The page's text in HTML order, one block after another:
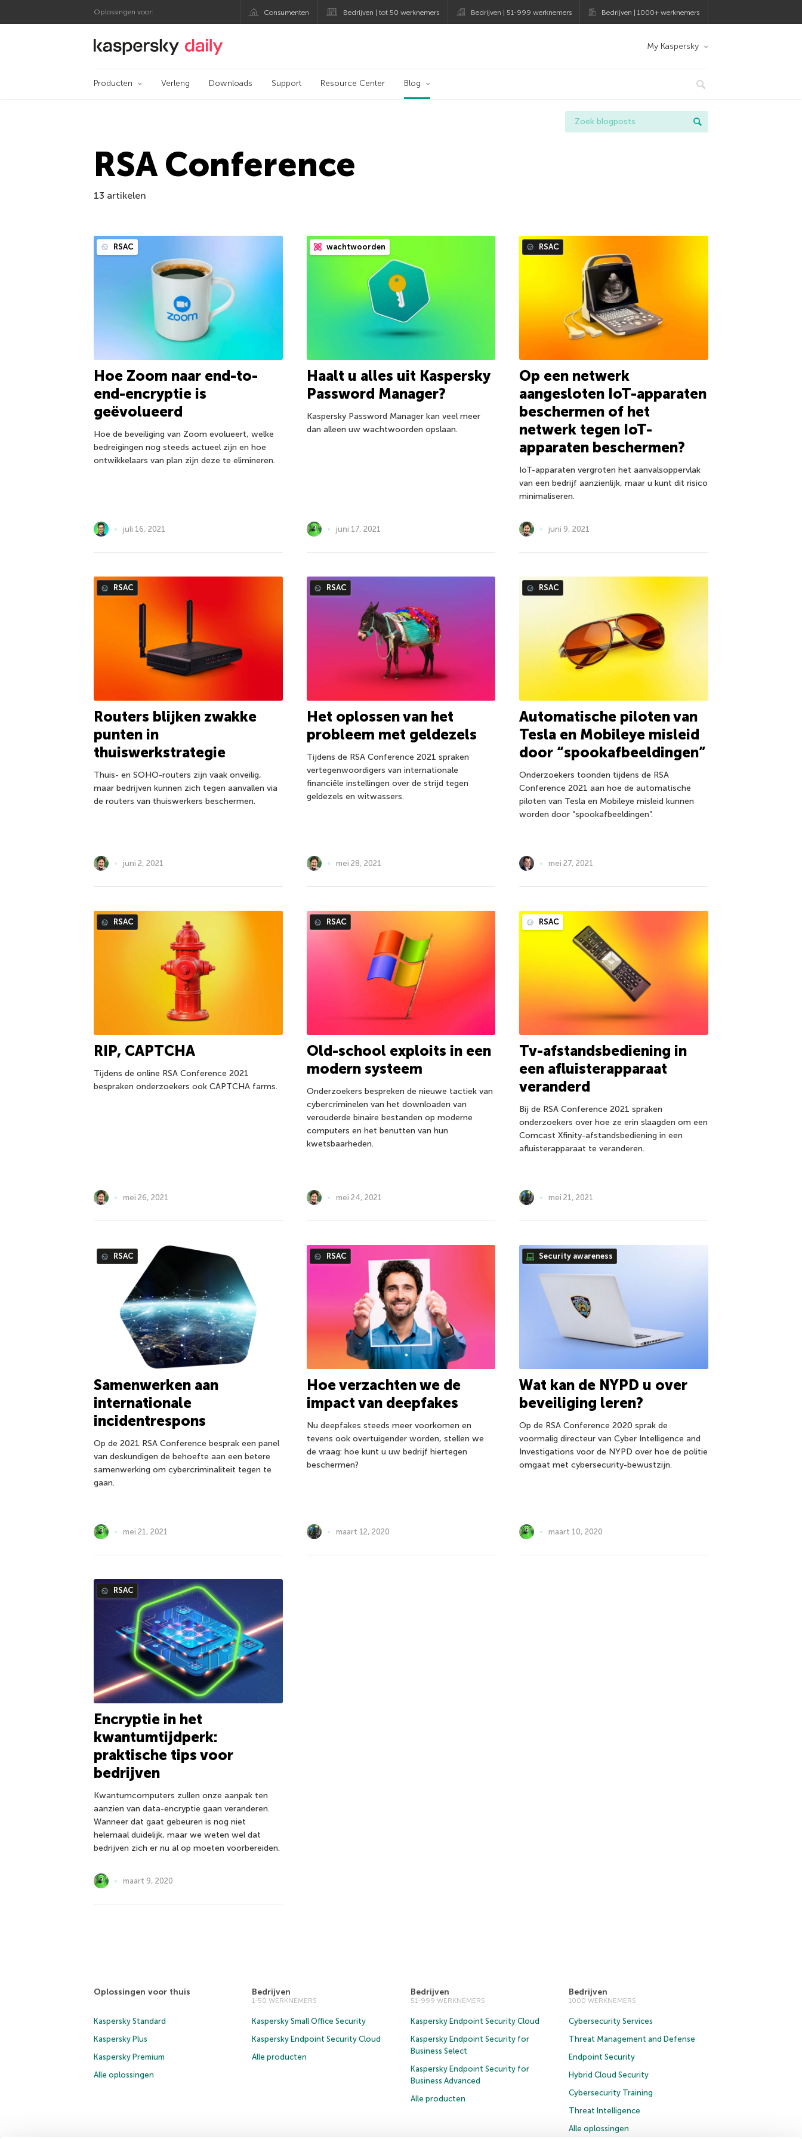
Oplossingen voor: Consumenten Bedrijven | tot 50 werknemers Bedrijven | 51-999 werknemers Bedrijven | 1000+ werknemers
Kaspersky official blog My Kaspersky
Producten Verleng Downloads Support Resource Center Blog
RSA Conference
13 artikelen
RSAC
Hoe Zoom naar end-to-
end-encryptie is
geëvolueerd
Hoe de beveiliging van Zoom evolueert, welke
bedreigingen nog steeds actueel zijn en hoe
ontwikkelaars van plan zijn deze te elimineren.
juli 16, 2021
wachtwoorden
Haalt u alles uit Kaspersky
Password Manager?
Kaspersky Password Manager kan veel meer
dan alleen uw wachtwoorden opslaan.
juni 17, 2021
RSAC
Op een netwerk
aangesloten IoT-apparaten
beschermen of het
netwerk tegen IoT-
apparaten beschermen?
IoT-apparaten vergroten het aanvalsoppervlak
van een bedrijf aanzienlijk, maar u kunt dit risico
minimaliseren.
juni 9, 2021
RSAC
Routers blijken zwakke
punten in
thuiswerkstrategie
Thuis- en SOHO-routers zijn vaak onveilig,
maar bedrijven kunnen zich tegen aanvallen via
de routers van thuiswerkers beschermen.
juni 2, 2021
RSAC
Het oplossen van het
probleem met geldezels
Tijdens de RSA Conference 2021 spraken
vertegenwoordigers van internationale
financiële instellingen over de strijd tegen
geldezels en witwassers.
mei 28, 2021
RSAC
Automatische piloten van
Tesla en Mobileye misleid
door “spookafbeeldingen”
Onderzoekers toonden tijdens de RSA
Conference 2021 aan hoe de automatische
piloten van Tesla en Mobileye misleid kunnen
worden door “spookafbeeldingen”.
mei 27, 2021
RSAC
RIP, CAPTCHA
Tijdens de online RSA Conference 2021
bespraken onderzoekers ook CAPTCHA farms.
mei 26, 2021
RSAC
Old-school exploits in een
modern systeem
Onderzoekers bespreken de nieuwe tactiek van
cybercriminelen van het downloaden van
verouderde binaire bestanden op moderne
computers en het benutten van hun
kwetsbaarheden.
mei 24, 2021
RSAC
Tv-afstandsbediening in
een afluisterapparaat
veranderd
Bij de RSA Conference 2021 spraken
onderzoekers over hoe ze erin slaagden om een
Comcast Xfinity-afstandsbediening in een
afluisterapparaat te veranderen.
mei 21, 2021
RSAC
Samenwerken aan
internationale
incidentrespons
Op de 2021 RSA Conference besprak een panel
van deskundigen de behoefte aan een betere
samenwerking om cybercriminaliteit tegen te
gaan.
mei 21, 2021
RSAC
Hoe verzachten we de
impact van deepfakes
Nu deepfakes steeds meer voorkomen en
tevens ook overtuigender worden, stellen we
de vraag: hoe kunt u uw bedrijf hiertegen
beschermen?
maart 12, 2020
Security awareness
Wat kan de NYPD u over
beveiliging leren?
Op de RSA Conference 2020 sprak de
voormalig directeur van Cyber Intelligence and
Investigations voor de NYPD over hoe de politie
omgaat met cybersecurity-bewustzijn.
maart 10, 2020
RSAC
Encryptie in het
kwantumtijdperk:
praktische tips voor
bedrijven
Kwantumcomputers zullen onze aanpak ten
aanzien van data-encryptie gaan veranderen.
Wanneer dat gaat gebeuren is nog niet
helemaal duidelijk, maar we weten wel dat
bedrijven zich er nu al op moeten voorbereiden.
maart 9, 2020
Oplossingen voor thuis
Kaspersky Standard
Kaspersky Plus
Kaspersky Premium
Alle oplossingen
Bedrijven
1-50 WERKNEMERS
Kaspersky Small Office Security
Kaspersky Endpoint Security Cloud
Alle producten
Bedrijven
51-999 WERKNEMERS
Kaspersky Endpoint Security Cloud
Kaspersky Endpoint Security for
Business Select
Kaspersky Endpoint Security for
Business Advanced
Alle producten
Bedrijven
1000 WERKNEMERS
Cybersecurity Services
Threat Management and Defense
Endpoint Security
Hybrid Cloud Security
Cybersecurity Training
Threat Intelligence
Alle oplossingen